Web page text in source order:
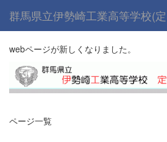
webページが新しくなりました。
ページ一覧